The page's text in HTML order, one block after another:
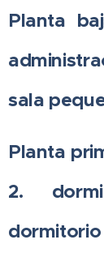
Planta
sala
Planta
2.
dormitorio